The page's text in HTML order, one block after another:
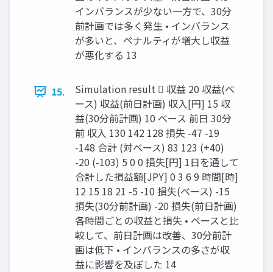
インバランスが少ない一方で、30分
前計画では多く発生 • インバランス
が多いと、ペナルティが増大し収益
が悪化する 13
15.
Simulation result  収益 20 収益(ベ
ース) 収益(前日計画) 収入[円] 15 収
益(30分前計画) 10 ベース 前日 30分
前 収入 130 142 128 損失 -47 -19
-148 合計 (対ベース) 83 123 (+40)
-20 (-103) 5 0 0 損失[円] 1日を通して
合計した損益額[JPY] 0 3 6 9 時間[時]
12 15 18 21 -5 -10 損失(ベース) -15
損失(30分前計画) -20 損失(前日計画)
各時間ごとの収益と損失 • ベースと比
較して、前日計画は改善、30分前計
画は低下 • インバランスの多さが収
益に影響を及ぼした 14